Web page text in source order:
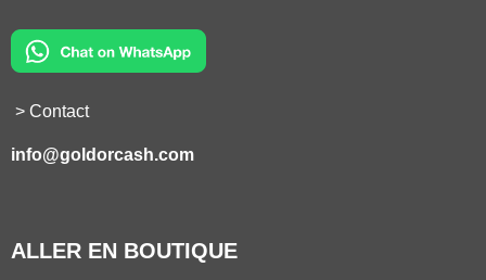
> Contact
info@goldorcash.com
ALLER EN BOUTIQUE